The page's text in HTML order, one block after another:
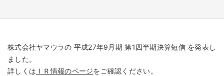
株式会社ヤマウラの 平成27年9月期 第1四半期決算短信 を発表し
ました。
詳しくは ＩＲ情報のページをご確認ください。